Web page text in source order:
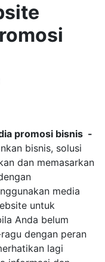
promosi bisnis -
bisnis, solusi
dan memasarkan
media
untuk
Anda belum
dengan peran
lagi